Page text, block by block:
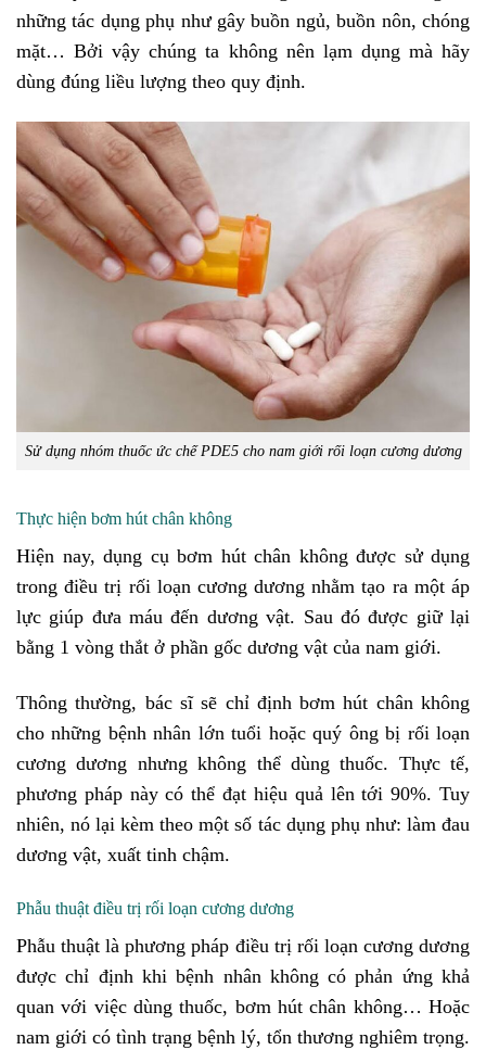
những tác dụng phụ như gây buồn ngủ, buồn nôn, chóng
mặt… Bởi vậy chúng ta không nên lạm dụng mà hãy
dùng đúng liều lượng theo quy định.
Sử dụng nhóm thuốc ức chế PDE5 cho nam giới rối loạn cương dương
Thực hiện bơm hút chân không
Hiện nay, dụng cụ bơm hút chân không được sử dụng
trong điều trị rối loạn cương dương nhằm tạo ra một áp
lực giúp đưa máu đến dương vật. Sau đó được giữ lại
bằng 1 vòng thắt ở phần gốc dương vật của nam giới.
Thông thường, bác sĩ sẽ chỉ định bơm hút chân không
cho những bệnh nhân lớn tuổi hoặc quý ông bị rối loạn
cương dương nhưng không thể dùng thuốc. Thực tế,
phương pháp này có thể đạt hiệu quả lên tới 90%. Tuy
nhiên, nó lại kèm theo một số tác dụng phụ như: làm đau
dương vật, xuất tinh chậm.
Phẫu thuật điều trị rối loạn cương dương
Phẫu thuật là phương pháp điều trị rối loạn cương dương
được chỉ định khi bệnh nhân không có phản ứng khả
quan với việc dùng thuốc, bơm hút chân không… Hoặc
nam giới có tình trạng bệnh lý, tổn thương nghiêm trọng.